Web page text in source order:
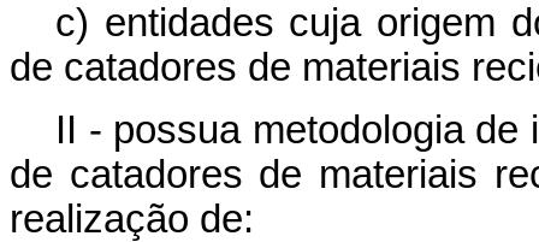
c) entidades cuja origem
de catadores de materiais
II - possua metodologia
de catadores de materiais
realização de: